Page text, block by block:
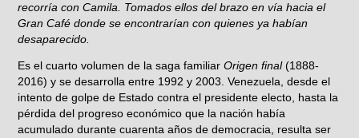
recorría con Camila. Tomados ellos del brazo en vía hacia el
Gran Café donde se encontrarían con quienes ya habían
desaparecido.
Es el cuarto volumen de la saga familiarOrigen final(1888-
2016) y se desarrolla entre 1992 y 2003. Venezuela, desde el
intento de golpe de Estado contra el presidente electo, hasta la
pérdida del progreso económico que la nación había
acumulado durante cuarenta años de democracia, resulta ser